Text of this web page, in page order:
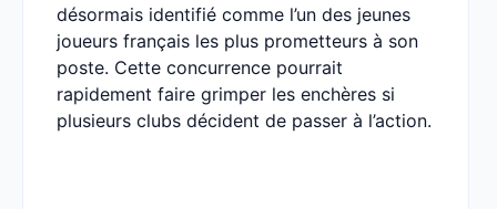
désormais identifié comme l’un des jeunes
joueurs français les plus prometteurs à son
poste. Cette concurrence pourrait
rapidement faire grimper les enchères si
plusieurs clubs décident de passer à l’action.